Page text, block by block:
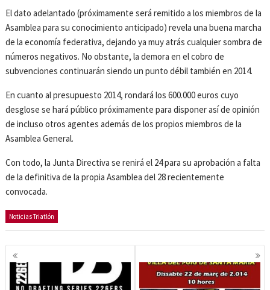
El dato adelantado (próximamente será remitido a los miembros de la
Asamblea para su conocimiento anticipado) revela una buena marcha
de la economía federativa, dejando ya muy atrás cualquier sombra de
números negativos. No obstante, la demora en el cobro de
subvenciones continuarán siendo un punto débil también en 2014.
En cuanto al presupuesto 2014, rondará los 600.000 euros cuyo
desglose se hará público próximamente para disponer así de opinión
de incluso otros agentes además de los propios miembros de la
Asamblea General.
Con todo, la Junta Directiva se renirá el 24 para su aprobación a falta
de la definitiva de la propia Asamblea del 28 recientemente
convocada.
Noticias Triatlón
Navegación
de
entradas